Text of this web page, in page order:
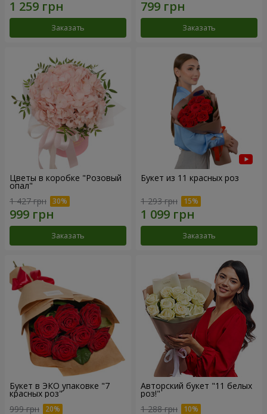
Заказать Заказать
Цветы в коробке "Розовый
опал"
1 427 грн
Заказать
Букет из 11 красных роз
1 293 грн
Заказать
Букет в ЭКО упаковке "7
красных роз"
999 грн
Авторский букет "11 белых
роз!"
1 288 грн